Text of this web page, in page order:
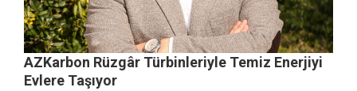
AZKarbon Rüzgâr Türbinleriyle Temiz Enerjiyi
Evlere Taşıyor